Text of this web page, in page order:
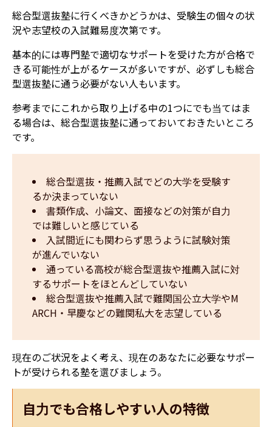
総合型選抜塾に行くべきかどうかは、受験生の個々の状
況や志望校の入試難易度次第です。
基本的には専門塾で適切なサポートを受けた方が合格で
きる可能性が上がるケースが多いですが、必ずしも総合
型選抜塾に通う必要がない人もいます。
参考までにこれから取り上げる中の1つにでも当てはま
る場合は、総合型選抜塾に通っておいておきたいところ
です。
総合型選抜・推薦入試でどの大学を受験す
るか決まっていない
書類作成、小論文、面接などの対策が自力
では難しいと感じている
入試間近にも関わらず思うように試験対策
が進んでいない
通っている高校が総合型選抜や推薦入試に対
するサポートをほとんどしていない
総合型選抜や推薦入試で難関国公立大学やM
ARCH・早慶などの難関私大を志望している
現在のご状況をよく考え、現在のあなたに必要なサポー
トが受けられる塾を選びましょう。
自力でも合格しやすい人の特徴